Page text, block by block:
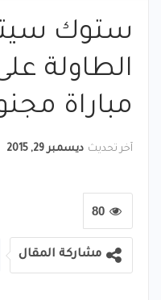
ستوك
الطاولة
مباراة
آخر تحديث ديسمبر 29, 2015
80
مشاركة المقال